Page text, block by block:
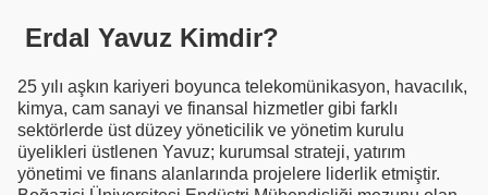
Erdal Yavuz Kimdir?
25 yılı aşkın kariyeri boyunca telekomünikasyon, havacılık,
kimya, cam sanayi ve finansal hizmetler gibi farklı
sektörlerde üst düzey yöneticilik ve yönetim kurulu
üyelikleri üstlenen Yavuz; kurumsal strateji, yatırım
yönetimi ve finans alanlarında projelere liderlik etmiştir.